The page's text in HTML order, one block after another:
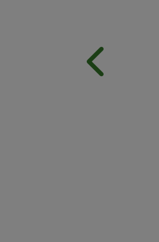
Anterior